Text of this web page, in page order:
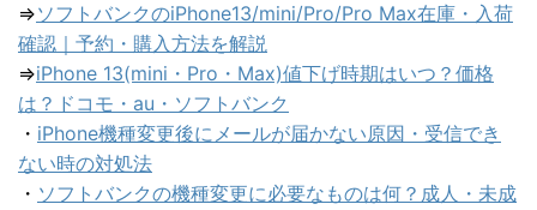
⇒ソフトバンクのiPhone13/mini/Pro/Pro Max在庫・入荷
確認｜予約・購入方法を解説
⇒iPhone 13(mini・Pro・Max)値下げ時期はいつ？価格
は？ドコモ・au・ソフトバンク
・ iPhone機種変更後にメールが届かない原因・受信でき
ない時の対処法
・ ソフトバンクの機種変更に必要なものは何？成人・未成